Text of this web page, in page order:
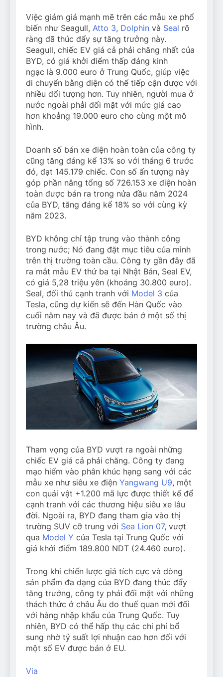
Việc giảm giá mạnh mẽ trên các mẫu xe phổ
biến như Seagull, Atto 3, Dolphin và Seal rõ
ràng đã thúc đẩy sự tăng trưởng này.
Seagull, chiếc EV giá cả phải chăng nhất của
BYD, có giá khởi điểm thấp đáng kinh
ngạc là 9.000 euro ở Trung Quốc, giúp việc
di chuyển bằng điện có thể tiếp cận được với
nhiều đối tượng hơn. Tuy nhiên, người mua ở
nước ngoài phải đối mặt với mức giá cao
hơn khoảng 19.000 euro cho cùng một mô
hình.
Doanh số bán xe điện hoàn toàn của công ty
cũng tăng đáng kể 13% so với tháng 6 trước
đó, đạt 145.179 chiếc. Con số ấn tượng này
góp phần nâng tổng số 726.153 xe điện hoàn
toàn được bán ra trong nửa đầu năm 2024
của BYD, tăng đáng kể 18% so với cùng kỳ
năm 2023.
BYD không chỉ tập trung vào thành công
trong nước; Nó đang đặt mục tiêu của mình
trên thị trường toàn cầu. Công ty gần đây đã
ra mắt mẫu EV thứ ba tại Nhật Bản, Seal EV,
có giá 5,28 triệu yên (khoảng 30.800 euro).
Seal, đối thủ cạnh tranh với Model 3 của
Tesla, cũng dự kiến sẽ đến Hàn Quốc vào
cuối năm nay và đã được bán ở một số thị
trường châu Âu.
Tham vọng của BYD vượt ra ngoài những
chiếc EV giá cả phải chăng. Công ty đang
mạo hiểm vào phân khúc hạng sang với các
mẫu xe như siêu xe điện Yangwang U9, một
con quái vật +1.200 mã lực được thiết kế để
cạnh tranh với các thương hiệu siêu xe lâu
đời. Ngoài ra, BYD đang tham gia vào thị
trường SUV cỡ trung với Sea Lion 07, vượt
qua Model Y của Tesla tại Trung Quốc với
giá khởi điểm 189.800 NDT (24.460 euro).
Trong khi chiến lược giá tích cực và dòng
sản phẩm đa dạng của BYD đang thúc đẩy
tăng trưởng, công ty phải đối mặt với những
thách thức ở châu Âu do thuế quan mới đối
với hàng nhập khẩu của Trung Quốc. Tuy
nhiên, BYD có thể hấp thụ các chi phí bổ
sung nhờ tỷ suất lợi nhuận cao hơn đối với
một số EV được bán ở EU.
Via